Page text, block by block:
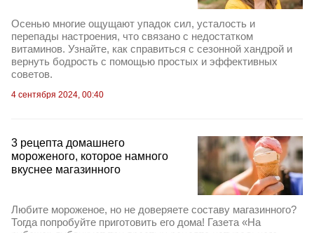
Осенью многие ощущают упадок сил, усталость и
перепады настроения, что связано с недостатком
витаминов. Узнайте, как справиться с сезонной хандрой и
вернуть бодрость с помощью простых и эффективных
советов.
4 сентября 2024, 00:40
3 рецепта домашнего
мороженого, которое намного
вкуснее магазинного
Любите мороженое, но не доверяете составу магазинного?
Тогда попробуйте приготовить его дома! Газета «На